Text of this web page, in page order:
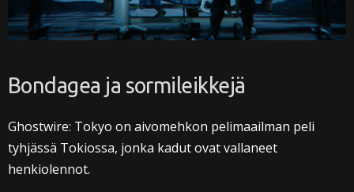
Bondagea ja sormileikkejä
Ghostwire: Tokyo on aivomehkon pelimaailman peli
tyhjässä Tokiossa, jonka kadut ovat vallaneet
henkiolennot.